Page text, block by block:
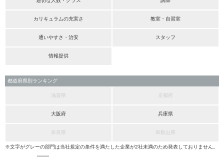
カリキュラムの充実さ 教室・自習室
通いやすさ・治安 スタッフ
情報提供
都道府県別ランキング
滋賀県 京都府
大阪府 兵庫県
奈良県 和歌山県
※文字がグレーの部門は当社規定の条件を満たした企業が2社未満のため発表しておりません。